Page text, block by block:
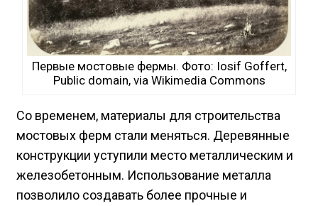
Первые мостовые фермы. Фото: Iosif Goffert,
Public domain, via Wikimedia Commons
Со временем, материалы для строительства
мостовых ферм стали меняться. Деревянные
конструкции уступили место металлическим и
железобетонным. Использование металла
позволило создавать более прочные и